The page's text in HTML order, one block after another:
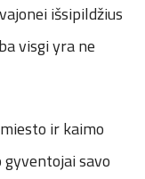
išsipildžius
visgi yra ne
ir kaimo
savo